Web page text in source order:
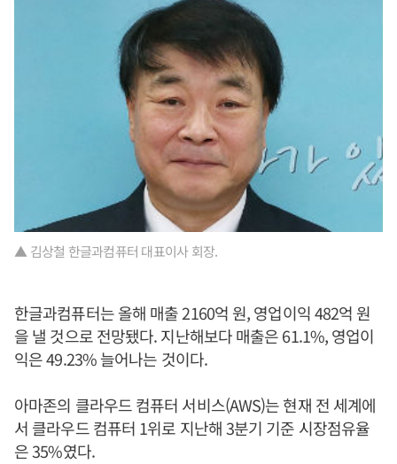
▲ 김상철 한글과컴퓨터 대표이사 회장.
한글과컴퓨터는 올해 매출 2160억 원, 영업이익 482억 원
을 낼 것으로 전망됐다. 지난해보다 매출은 61.1%, 영업이
익은 49.23% 늘어나는 것이다.
아마존의 클라우드 컴퓨터 서비스(AWS)는 현재 전 세계에
서 클라우드 컴퓨터 1위로 지난해 3분기 기준 시장점유율
은 35%였다.